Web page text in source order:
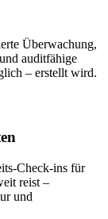
Überwachung,
auditfähige
– erstellt wird.
Check-ins für
reist –
und